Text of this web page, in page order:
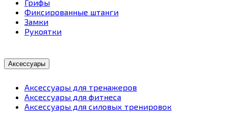
Грифы
Фиксированные штанги
Замки
Рукоятки
Аксессуары
Аксессуары для тренажеров
Аксессуары для фитнеса
Аксессуары для силовых тренировок